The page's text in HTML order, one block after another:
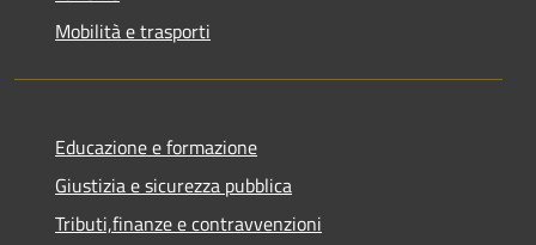
Mobilità e trasporti
Educazione e formazione
Giustizia e sicurezza pubblica
Tributi,finanze e contravvenzioni